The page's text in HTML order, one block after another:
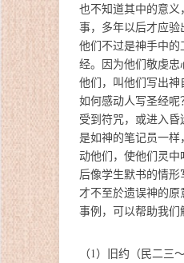
也不知道其中的意
事，多年以后才应验
他们不过是神手中
经。因为他们敬虔
他们，叫他们写出
如何感动人写圣经
受到符咒，或进入
是如神的笔记员一
动他们，使他们灵
后像学生默书的情形
才不至於遗误神的
事例，可以帮助我们
（1）旧约（民二三